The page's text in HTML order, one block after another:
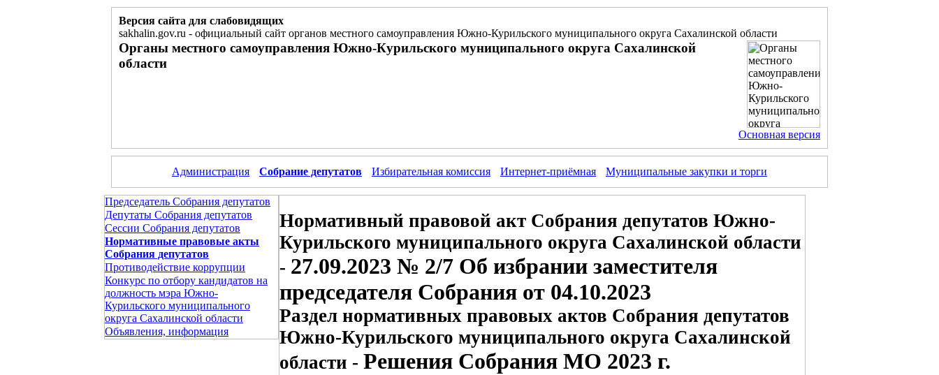
Версия сайта для слабовидящих
sakhalin.gov.ru - официальный сайт органов местного самоуправления Южно-Курильского муниципального округа Сахалинской области
Органы местного самоуправления Южно-Курильского муниципального округа Сахалинской
области
Основная версия
Администрация Собрание депутатов Избирательная комиссия Интернет-приёмная Муниципальные закупки и торги
Председатель Собрания депутатов
Депутаты Собрания депутатов
Сессии Собрания депутатов
Нормативные правовые акты
Собрания депутатов
Противодействие коррупции
Конкурс по отбору кандидатов на
должность мэра Южно-
Курильского муниципального
округа Сахалинской области
Объявления, информация
Нормативный правовой акт Собрания депутатов Южно-
Курильского муниципального округа Сахалинской области
- 27.09.2023 № 2/7 Об избрании заместителя
председателя Собрания от 04.10.2023
Раздел нормативных правовых актов Собрания депутатов
Южно-Курильского муниципального округа Сахалинской
области - Решения Собрания МО 2023 г.